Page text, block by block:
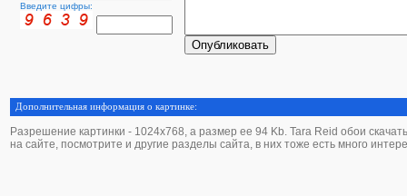
Введите цифры:
Дополнительная информация о картинке:
Разрешение картинки - 1024х768, а размер ее 94 Kb. Tara Reid обои
на сайте, посмотрите и другие разделы сайта, в них тоже есть много